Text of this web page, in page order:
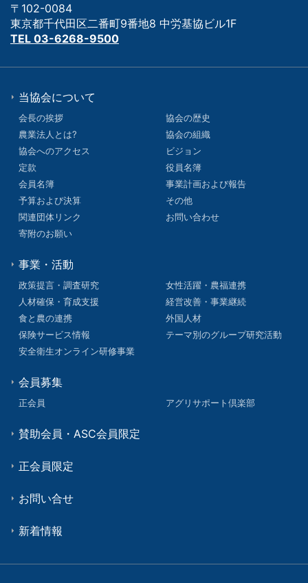
〒102-0084
東京都千代田区二番町9番地8 中労基協ビル1F
TEL 03-6268-9500
当協会について
会長の挨拶
協会の歴史
農業法人とは?
協会の組織
協会へのアクセス
ビジョン
定款
役員名簿
会員名簿
事業計画および報告
予算および決算
その他
関連団体リンク
お問い合わせ
寄附のお願い
事業・活動
政策提言・調査研究
女性活躍・農福連携
人材確保・育成支援
経営改善・事業継続
食と農の連携
外国人材
保険サービス情報
テーマ別のグループ研究活動
安全衛生オンライン研修事業
会員募集
正会員 アグリサポート倶楽部
賛助会員・ASC会員限定
正会員限定
お問い合せ
新着情報